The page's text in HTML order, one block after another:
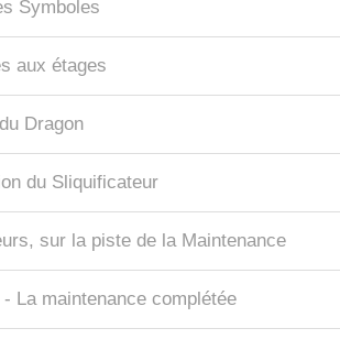
Symboles
aux étages
Dragon
du Sliquificateur
sur la piste de la Maintenance
La maintenance complétée